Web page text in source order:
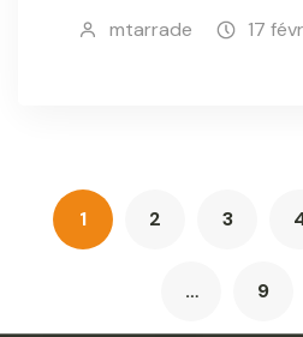
mtarrade 17
1 2 3
… 9